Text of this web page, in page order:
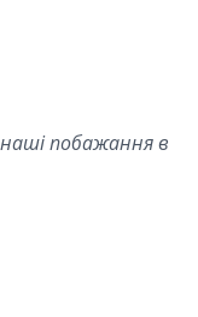
побажання в